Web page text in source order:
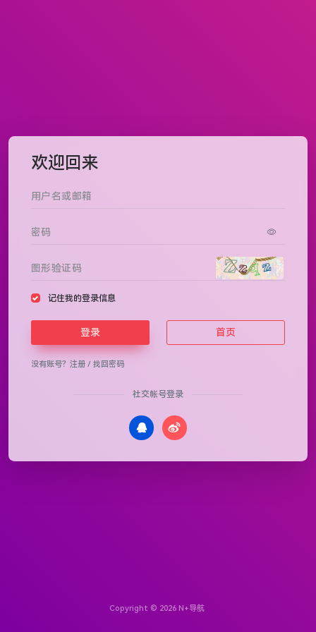
欢迎回来
记住我的登录信息
登录 首页
没有账号？ 注册 / 找回密码
社交帐号登录
Copyright © 2026 N+导航